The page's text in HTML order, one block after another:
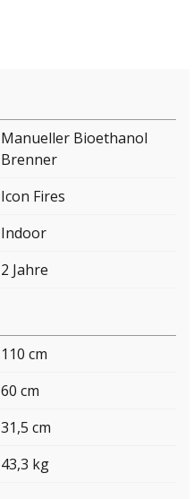
Manueller Bioethanol
Brenner
Icon Fires
Indoor
2 Jahre
110 cm
60 cm
31,5 cm
43,3 kg